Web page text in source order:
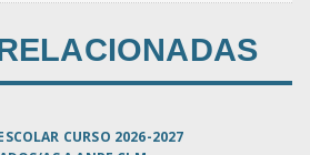
CURSO 2026-2027